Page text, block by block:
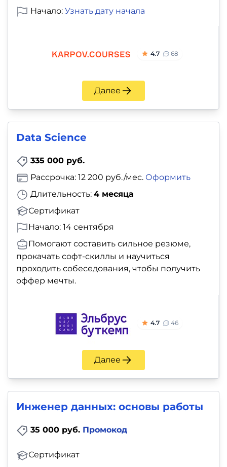
Начало: Узнать дату начала
4.7 68
Далее
Data Science
335 000 руб.
Длительность: 4 месяца
Сертификат
Рассрочка: 12 200 руб./мес. Оформить
Начало: 14 сентября
Помогают составить сильное резюме,
прокачать софт-скиллы и научиться
проходить собеседования, чтобы получить
оффер мечты.
4.7 46
Далее
Инженер данных: основы работы
35 000 руб. Промокод
Сертификат